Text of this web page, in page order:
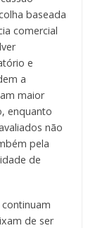
baseada
comercial
e
a
maior
enquanto
não
pela
de
continuam
de ser